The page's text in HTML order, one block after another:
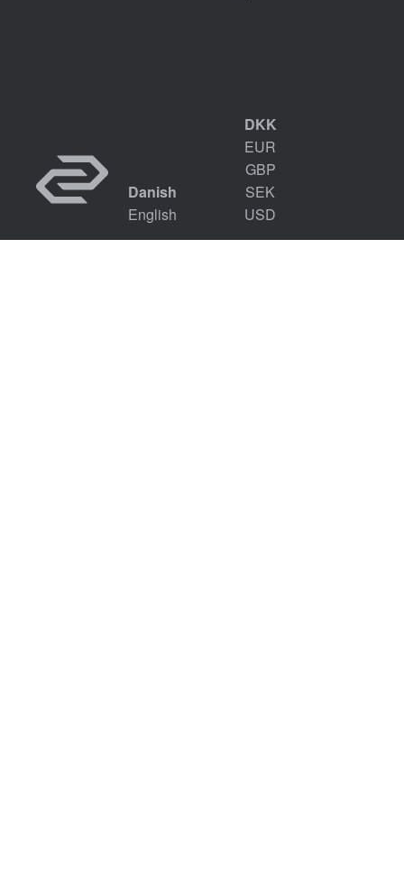
Danish
English
DKK
EUR
GBP
SEK
USD